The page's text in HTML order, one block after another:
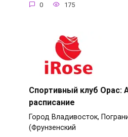
0 175
Спортивный клуб Орас:
расписание
Город Владивосток,
(Фрунзенский